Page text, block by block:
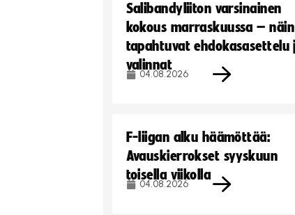
Salibandyliiton varsinainen
kokous marraskuussa – näin
tapahtuvat ehdokasasettelu
valinnat
04.08.2026
F-liigan alku häämöttää:
Avauskierrokset syyskuun
toisella viikolla
04.08.2026